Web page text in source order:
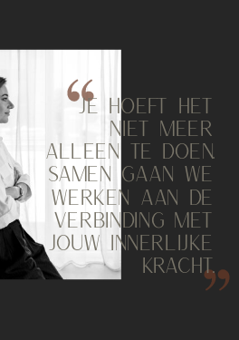
JE HOEFT HET
NIET MEER
ALLEEN TE DOEN.
SAMEN GAAN WE
WERKEN AAN DE
VERBINDING MET
JOUW INNERLIJKE
KRACHT.